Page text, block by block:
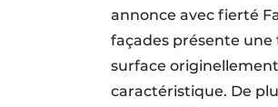
annonce avec fierté
façades présente
surface
caractéristique. De